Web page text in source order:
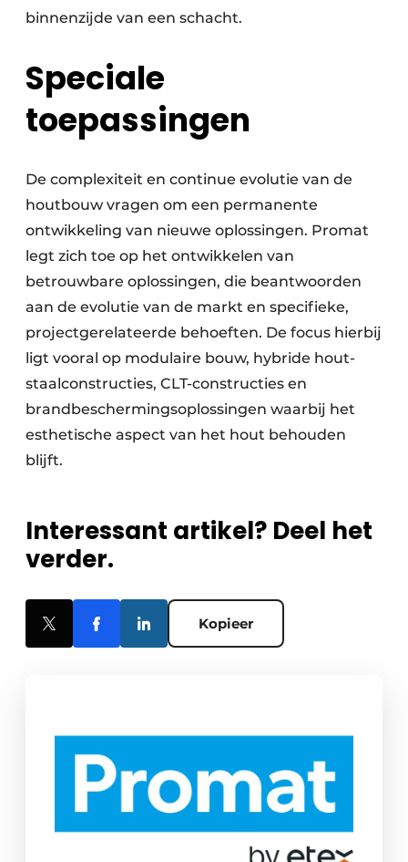
binnenzijde van een schacht.
Speciale
toepassingen
De complexiteit en continue evolutie van de
houtbouw vragen om een permanente
ontwikkeling van nieuwe oplossingen. Promat
legt zich toe op het ontwikkelen van
betrouwbare oplossingen, die beantwoorden
aan de evolutie van de markt en specifieke,
projectgerelateerde behoeften. De focus hierbij
ligt vooral op modulaire bouw, hybride hout-
staalconstructies, CLT-constructies en
brandbeschermingsoplossingen waarbij het
esthetische aspect van het hout behouden
blijft.
Interessant artikel? Deel het
verder.
Kopieer